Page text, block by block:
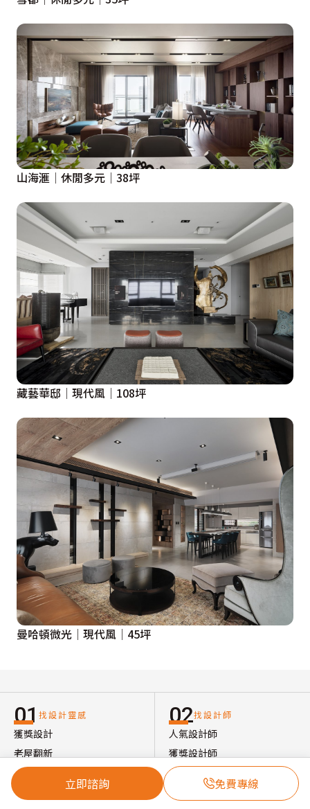
立即諮詢 免費專線
山海滙│休閒多元│38坪
藏藝華邸│現代風│108坪
曼哈頓微光│現代風│45坪
01 找設計靈感
獲獎設計
老屋翻新
大坪數
北歐風設計
02找設計師
人氣設計師
獲獎設計師
台北室內設計
台中室內設計